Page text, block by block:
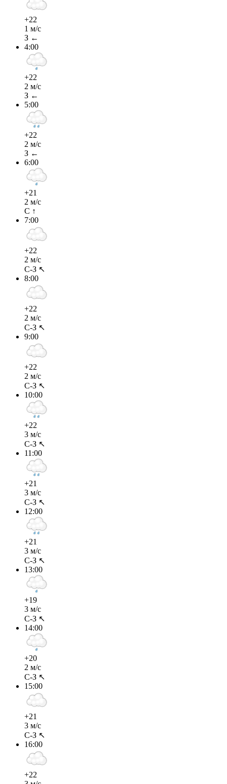
+22
1 м/с
З ←
4:00
+22
2 м/с
З ←
5:00
+22
2 м/с
З ←
6:00
+21
2 м/с
С ↑
7:00
+22
2 м/с
С-З ↖
8:00
+22
2 м/с
С-З ↖
9:00
+22
2 м/с
С-З ↖
10:00
+22
3 м/с
С-З ↖
11:00
+21
3 м/с
С-З ↖
12:00
+21
3 м/с
С-З ↖
13:00
+19
3 м/с
С-З ↖
14:00
+20
2 м/с
С-З ↖
15:00
+21
3 м/с
С-З ↖
16:00
+22